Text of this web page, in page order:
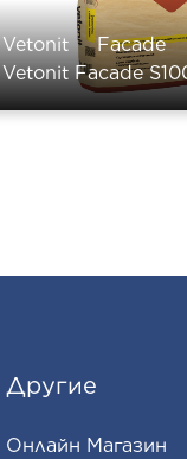
Vetonit
Vetonit Facade
Другие
Oнлайн Магазин